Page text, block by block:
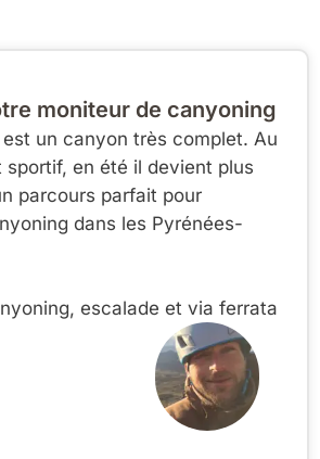
un canyon très complet. Au
sportif, en été il devient plus
parcours parfait pour
dans les Pyrénées-
escalade et via ferrata
moniteur de canyoning